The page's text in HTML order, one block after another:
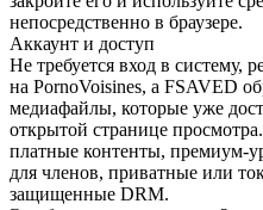
непосредственно в браузере.
Аккаунт и доступ
Не требуется вход в систему,
на PornoVoisines, а FSAVED
медиафайлы, которые уже
открытой странице
платные контенты, премиум-
для членов, приватные или
защищенные DRM.